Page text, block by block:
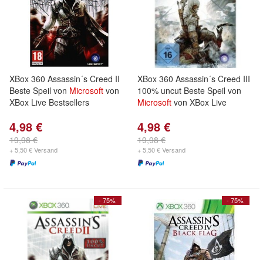
XBox 360 Assassin´s Creed II
Beste Speil von Microsoft von
XBox Live Bestsellers
4,98 €
19,98 €
+ 5,50 € Versand
XBox 360 Assassin´s Creed III
100% uncut Beste Speil von
Microsoft von XBox Live
4,98 €
19,98 €
+ 5,50 € Versand
- 75% - 75%